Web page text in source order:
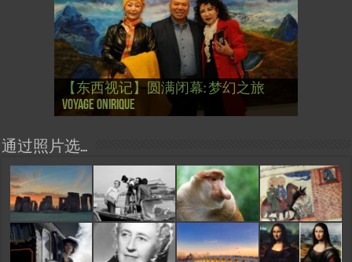
【东西视记】圆满闭幕: 梦幻之旅
Voyage onirique
【东西视记】开幕：唐恽鉎 Michel
Tong, 梦幻之旅 Voyage onirique
【东西视记】展讯：唐恽鉎 Michel
Tong, 梦幻之旅 Voyage onirique
【跨年晚会】祝各位 佳年快乐 Bonne
année 2023, Le feu d’artifice de Paris
【一画一故事】唐恽鉎 Michel Tong One
Painting One Story
【一画一故事】林象元 Lin XiangYuan One
Painting One Story
【国际参考】芭蕾舞: 天鹅湖 乌克兰
大剧院版 Le lac des cygnes – Opéra national
d’Ukraine
【国际参考】巴黎政府举行“新年晚
会” Soirée musicale à la mairie du 13e le 8
Février
【国际参考】巴黎“艺术之都”展将于2
月12日揭幕 Art Capital s’ouvre le 12 Février
【东西视记】法国电影: “中国人占领
巴黎”，一种法国幽默与“预言” Les
chinois à Paris de J.Yanne
【东西视记】时装秀：巴黎时装界
的“顽童”与“不屈者” John Galliano le
surdoué de la mode
【东西视记】法国“复兴会”式【艺术
桥展】 Expo. que “RENAISSANCE” aurait pu
organiser
通过照片选…